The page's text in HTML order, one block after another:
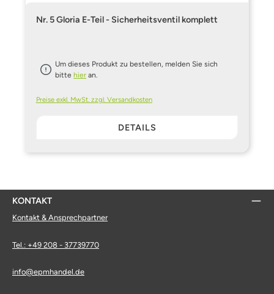
Nr. 5 Gloria E-Teil - Sicherheitsventil komplett
Um dieses Produkt zu bestellen, melden Sie sich
bitte hier an.
Preise exkl. MwSt. zzgl. Versandkosten
DETAILS
KONTAKT
Kontakt & Ansprechpartner
Tel.: +49 208 - 37739770
info@epmhandel.de